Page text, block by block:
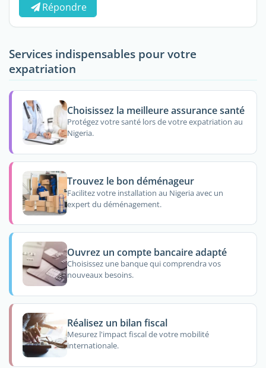
Répondre
Services indispensables pour votre
expatriation
Choisissez la meilleure assurance santé
Protégez votre santé lors de votre expatriation au
Nigeria.
Trouvez le bon déménageur
Facilitez votre installation au Nigeria avec un
expert du déménagement.
Ouvrez un compte bancaire adapté
Choisissez une banque qui comprendra vos
nouveaux besoins.
Réalisez un bilan fiscal
Mesurez l'impact fiscal de votre mobilité
internationale.